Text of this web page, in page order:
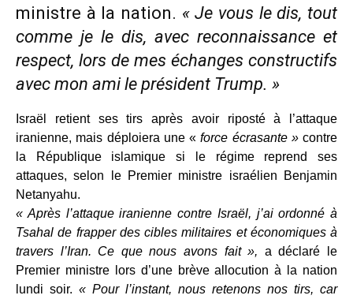
ministre à la nation. « Je vous le dis, tout
comme je le dis, avec reconnaissance et
respect, lors de mes échanges constructifs
avec mon ami le président Trump. »
Israël retient ses tirs après avoir riposté à l’attaque
iranienne, mais déploiera une «force écrasante »contre
la République islamique si le régime reprend ses
attaques, selon le Premier ministre israélien Benjamin
Netanyahu.
« Après l’attaque iranienne contre Israël, j’ai ordonné à
Tsahal de frapper des cibles militaires et économiques à
travers l’Iran. Ce que nous avons fait », a déclaré le
Premier ministre lors d’une brève allocution à la nation
lundi soir. « Pour l’instant, nous retenons nos tirs, car